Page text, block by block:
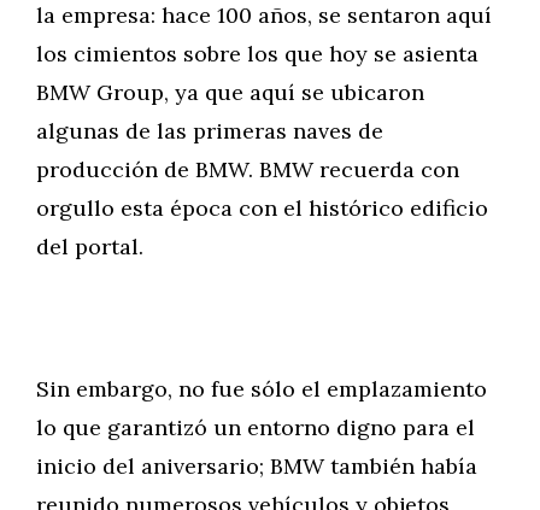
la empresa: hace 100 años, se sentaron aquí
los cimientos sobre los que hoy se asienta
BMW Group, ya que aquí se ubicaron
algunas de las primeras naves de
producción de BMW. BMW recuerda con
orgullo esta época con el histórico edificio
del portal.
Sin embargo, no fue sólo el emplazamiento
lo que garantizó un entorno digno para el
inicio del aniversario; BMW también había